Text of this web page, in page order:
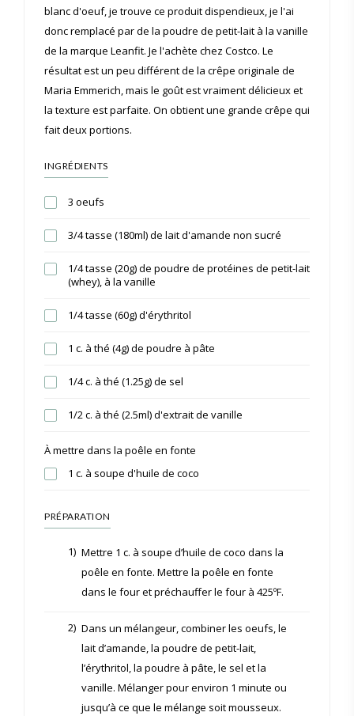
blanc d'oeuf, je trouve ce produit dispendieux, je l'ai
donc remplacé par de la poudre de petit-lait à la vanille
de la marque Leanfit. Je l'achète chez Costco. Le
résultat est un peu différent de la crêpe originale de
Maria Emmerich, mais le goût est vraiment délicieux et
la texture est parfaite. On obtient une grande crêpe qui
fait deux portions.
INGRÉDIENTS
3 oeufs
3/4 tasse (180ml) de lait d'amande non sucré
1/4 tasse (20g) de poudre de protéines de petit-lait
(whey), à la vanille
1/4 tasse (60g) d'érythritol
1 c. à thé (4g) de poudre à pâte
1/4 c. à thé (1.25g) de sel
1/2 c. à thé (2.5ml) d'extrait de vanille
À mettre dans la poêle en fonte
1 c. à soupe d'huile de coco
PRÉPARATION
1) Mettre 1 c. à soupe d’huile de coco dans la
poêle en fonte. Mettre la poêle en fonte
dans le four et préchauffer le four à 425ºF.
2) Dans un mélangeur, combiner les oeufs, le
lait d’amande, la poudre de petit-lait,
l’érythritol, la poudre à pâte, le sel et la
vanille. Mélanger pour environ 1 minute ou
jusqu’à ce que le mélange soit mousseux.